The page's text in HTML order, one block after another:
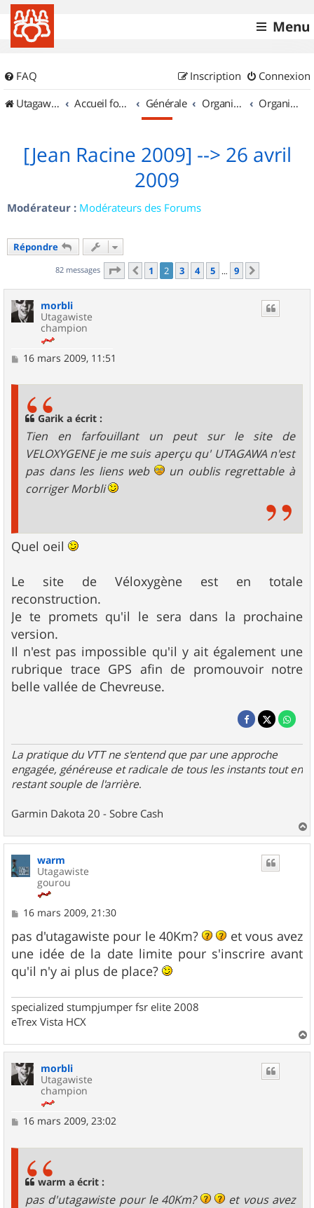
Menu
FAQ Connexion
Inscription
UtagawaVTT (Randos VTT et VTTAE avec traces GPS)
Accueil forum Générale Organisation de sorties & Recherche de partenaires Organisation de sorties en région Île de France
[Jean Racine 2009] --> 26 avril
2009
Modérateur : Modérateurs des Forums
Répondre
82 messages Page 2sur9
Précédent
1 2 3 4 5 … 9
morbli
Utagawiste
champion
M16 mars 2009, 11:51
Garik a écrit :
Tien en farfouillant un peut sur le site de
VELOXYGENE je me suis aperçu qu' UTAGAWA n'est
pas dans les liens web
un oublis regrettable à
corriger Morbli
Quel oeil
Le site de Véloxygène est en totale
reconstruction.
Je te promets qu'il le sera dans la prochaine
version.
Il n'est pas impossible qu'il y ait également une
rubrique trace GPS afin de promouvoir notre
belle vallée de Chevreuse.
La pratique du VTT ne s'entend que par une approche
engagée, généreuse et radicale de tous les instants tout en
restant souple de l'arrière.
Garmin Dakota 20 - Sobre Cash
a
u
warm
Utagawiste
gourou
M
s
s
a
g
e
16 mars 2009, 21:30
pas d'utagawiste pour le 40Km?
et vous avez
une idée de la date limite pour s'inscrire avant
qu'il n'y ai plus de place?
specialized stumpjumper fsr elite 2008
eTrex Vista HCX
a
morbli
Utagawiste
champion
M16 mars 2009, 23:02
warm a écrit :
pas d'utagawiste pour le 40Km?
et vous avez